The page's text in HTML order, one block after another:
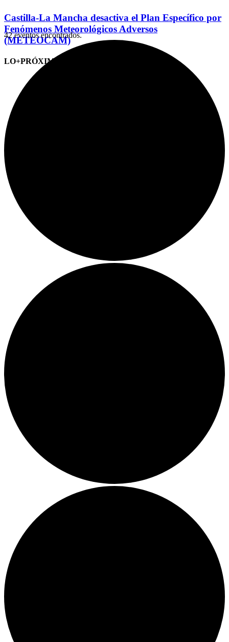
Castilla-La Mancha desactiva el Plan Específico por
Fenómenos Meteorológicos Adversos
(METEOCAM)
LO+PRÓXIMO (CITAS)
42 eventos encontrados.